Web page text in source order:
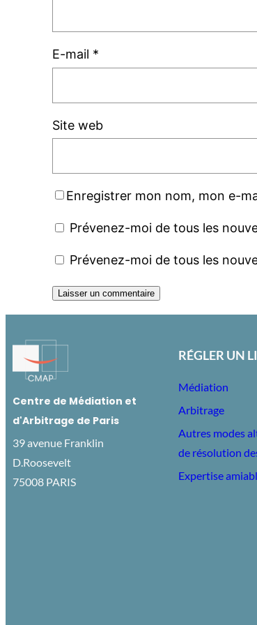
E-mail *
Site web
Enregistrer mon nom, mon e-
Prévenez-moi de tous les
Prévenez-moi de tous les
Centre de Médiation et
d'Arbitrage de Paris
39 avenue Franklin
D.Roosevelt
75008 PARIS
RÉGLER UN
Médiation
Arbitrage
Autres modes
de résolution
Expertise